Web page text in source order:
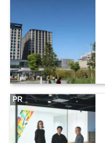
PR